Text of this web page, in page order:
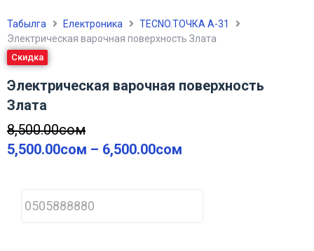
Табылга Електроника
TECNO.ТОЧКА А-31
Электрическая варочная поверхность Злата
Скидка
Электрическая варочная поверхность
Злата
8,500.00сом
5,500.00сом – 6,500.00сом
h
o